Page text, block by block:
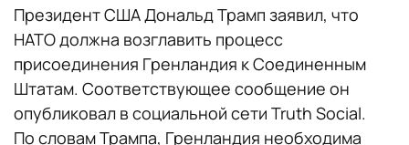
Президент США Дональд Трамп заявил, что
НАТО должна возглавить процесс
присоединения Гренландия к Соединенным
Штатам. Соответствующее сообщение он
опубликовал в социальной сети Truth Social.
По словам Трампа, Гренландия необходима